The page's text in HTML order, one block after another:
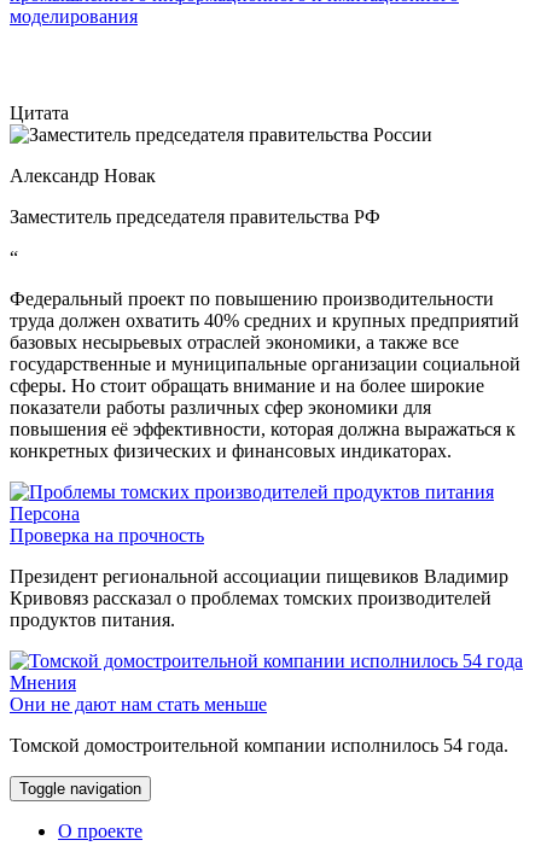
моделирования
Цитата
Александр Новак
Заместитель председателя правительства РФ
“
Федеральный проект по повышению производительности
труда должен охватить 40% средних и крупных предприятий
базовых несырьевых отраслей экономики, а также все
государственные и муниципальные организации социальной
сферы. Но стоит обращать внимание и на более широкие
показатели работы различных сфер экономики для
повышения её эффективности, которая должна выражаться к
конкретных физических и финансовых индикаторах.
Персона
Проверка на прочность
Президент региональной ассоциации пищевиков Владимир
Кривовяз рассказал о проблемах томских производителей
продуктов питания.
Мнения
Они не дают нам стать меньше
Томской домостроительной компании исполнилось 54 года.
Toggle navigation
О проекте